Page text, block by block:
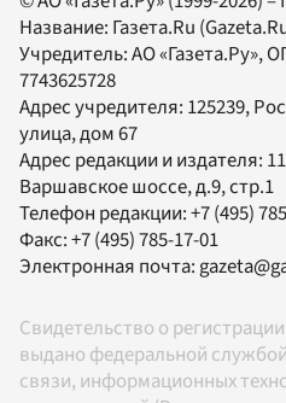
Название: Газета.Ru
Учредитель:АО «Газета.Ру»,
7743625728
Адрес учредителя: 125239,
улица, дом 67
Адрес редакции и издателя:
Варшавское шоссе, д.9, стр.1
Телефон редакции:+7 (495)
Факс:+7 (495) 785-17-01
Электронная почта:
Свидетельство о
выдано федеральной
связи, информационных